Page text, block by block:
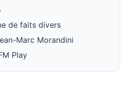
de faits divers
Marc Morandini
Play